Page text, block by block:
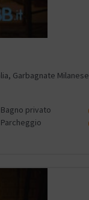
Garbagnate Milanese
Bagno privato
Parcheggio